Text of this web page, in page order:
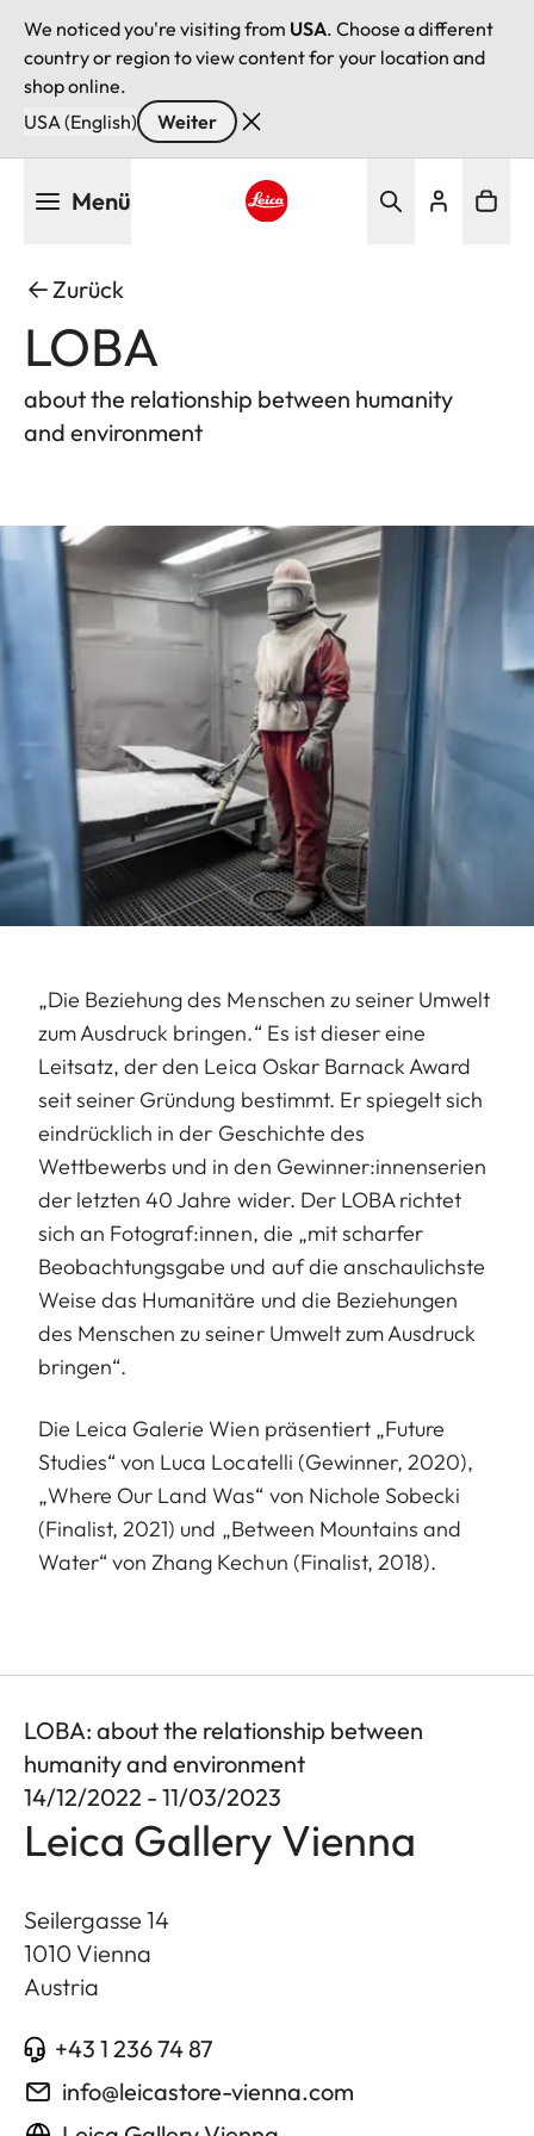
We noticed you're visiting from USA. Choose a different
country or region to view content for your location and
shop online.
USA (English)
Weiter
Menü
Zurück
LOBA
about the relationship between humanity
and environment
„Die Beziehung des Menschen zu seiner Umwelt
zum Ausdruck bringen.“ Es ist dieser eine
Leitsatz, der den Leica Oskar Barnack Award
seit seiner Gründung bestimmt. Er spiegelt sich
eindrücklich in der Geschichte des
Wettbewerbs und in den Gewinner:innenserien
der letzten 40 Jahre wider. Der LOBA richtet
sich an Fotograf:innen, die „mit scharfer
Beobachtungsgabe und auf die anschaulichste
Weise das Humanitäre und die Beziehungen
des Menschen zu seiner Umwelt zum Ausdruck
bringen“.
Die Leica Galerie Wien präsentiert „Future
Studies“ von Luca Locatelli (Gewinner, 2020),
„Where Our Land Was“ von Nichole Sobecki
(Finalist, 2021) und „Between Mountains and
Water“ von Zhang Kechun (Finalist, 2018).
LOBA: about the relationship between
humanity and environment
14/12/2022 - 11/03/2023
Leica Gallery Vienna
Seilergasse 14
1010 Vienna
Austria
+43 1 236 74 87
info@leicastore-vienna.com